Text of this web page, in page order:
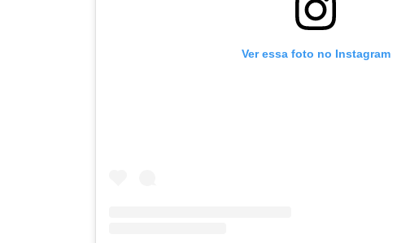
Ver essa foto no Instagram